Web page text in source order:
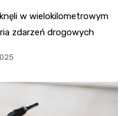
w wielokilometrowym
zdarzeń drogowych